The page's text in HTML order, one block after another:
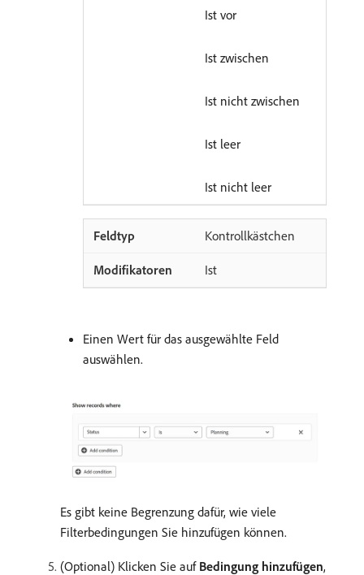
Ist vor
Ist zwischen
Ist nicht zwischen
Ist leer
Ist nicht leer
Kontrollkästchen
Ist
Einen Wert für das ausgewählte Feld
auswählen.
Es gibt keine Begrenzung dafür, wie viele
Filterbedingungen Sie hinzufügen können.
(Optional) Klicken Sie auf Bedingung hinzufügen,